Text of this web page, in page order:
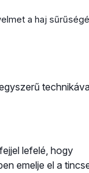
a haj
lefelé, hogy
emelje el a